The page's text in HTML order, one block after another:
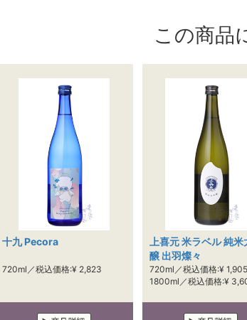
この商品
十九 Pecora
720ml／税込価格:¥ 2,823
上喜元 米ラベル 純米
醸 出羽燦々
720ml／税込価格:¥ 1,905
1800ml／税込価格:¥